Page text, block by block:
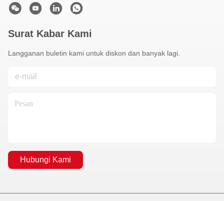
Surat Kabar Kami
Langganan buletin kami untuk diskon dan banyak lagi.
Hubungi Kami